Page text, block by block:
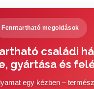
Fenntartható megoldások
családi
gyártása és
egy kézben –